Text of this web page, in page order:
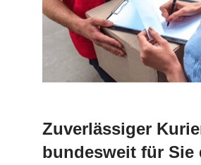
Zuverlässiger
bundesweit für Sie